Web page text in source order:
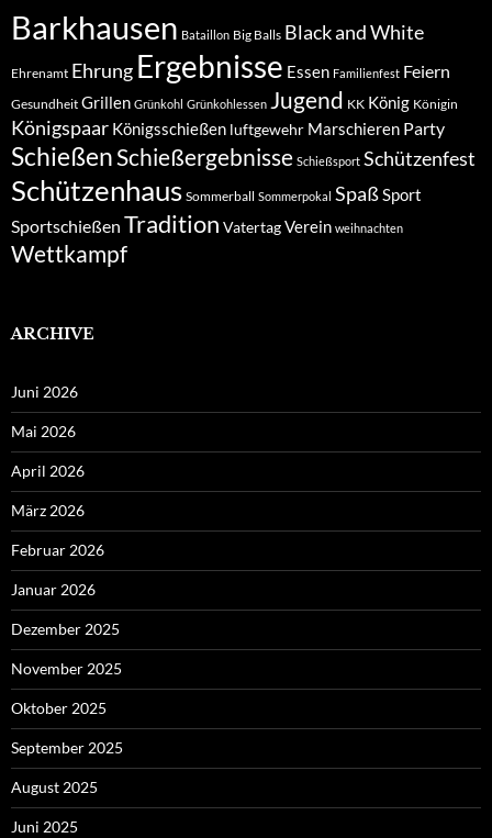
Barkhausen Bataillon Big Balls Black and White
Ehrenamt Ehrung Ergebnisse Essen Familienfest Feiern
Gesundheit Grillen Grünkohl Grünkohlessen Jugend KK König Königin
Königspaar Königsschießen luftgewehr Marschieren Party
SchießenSchießergebnisse Schießsport Schützenfest
Schützenhaus Sommerball Sommerpokal SpaßSport
Sportschießen Tradition VatertagVerein weihnachten
Wettkampf
ARCHIVE
Juni 2026
Mai 2026
April 2026
März 2026
Februar 2026
Januar 2026
Dezember 2025
November 2025
Oktober 2025
September 2025
August 2025
Juni 2025